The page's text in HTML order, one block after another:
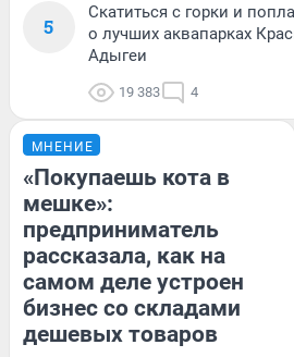
5
Скатиться с горки и
о лучших аквапарках
Адыгеи
19 383 4
МНЕНИЕ
«Покупаешь кота в
мешке»:
предприниматель
рассказала, как на
самом деле устроен
бизнес со складами
дешевых товаров